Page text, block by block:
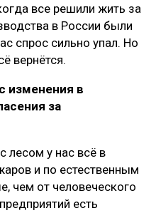
все решили жить за
в России были
спрос сильно упал. Но
вернётся.
изменения в
за
лесом у нас всё в
и по естественным
чем от человеческого
есть